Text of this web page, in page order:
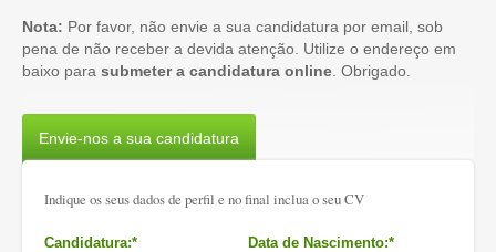
Nota: Por favor, não envie a sua candidatura por email, sob
pena de não receber a devida atenção. Utilize o endereço em
baixo para submeter a candidatura online . Obrigado.
Envie-nos a sua candidatura
Indique os seus dados de perfil e no final inclua o seu CV
Candidatura:* Data de Nascimento:*